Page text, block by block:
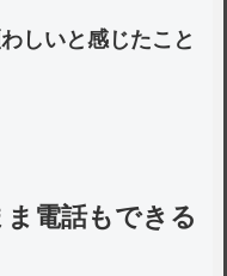
しいと感じたこと
電話もできる